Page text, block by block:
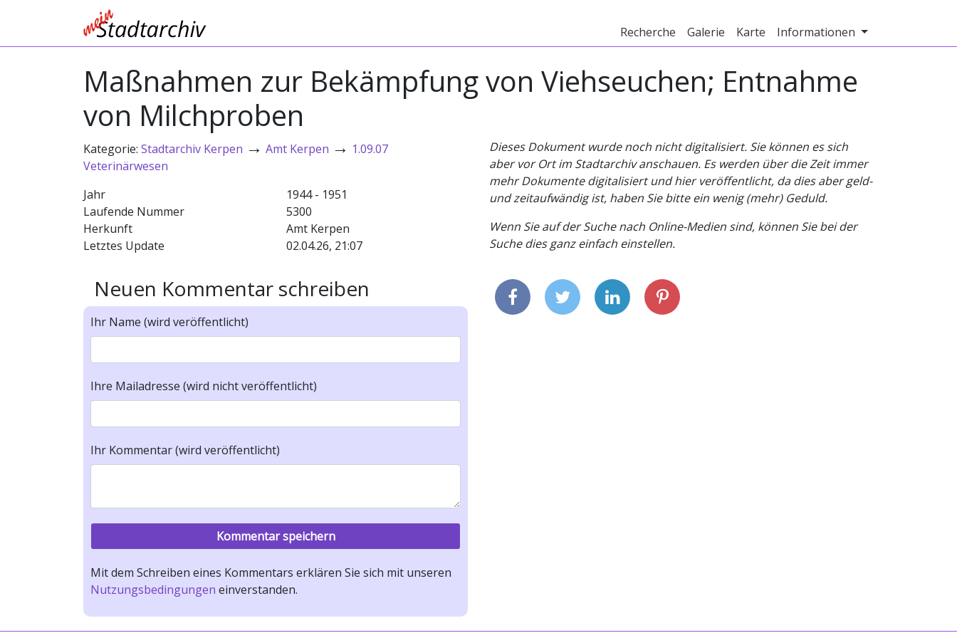
Recherche Galerie Karte Informationen
Maßnahmen zur Bekämpfung von Viehseuchen; Entnahme
von Milchproben
Kategorie: Stadtarchiv Kerpen → Amt Kerpen → 1.09.07
Veterinärwesen
Jahr
1944 - 1951
Laufende Nummer
5300
Herkunft
Amt Kerpen
Letztes Update
02.04.26, 21:07
Neuen Kommentar schreiben
Ihr Name (wird veröffentlicht)
Ihre Mailadresse (wird nicht veröffentlicht)
Ihr Kommentar (wird veröffentlicht)
Mit dem Schreiben eines Kommentars erklären Sie sich mit unseren
Nutzungsbedingungen einverstanden.
Dieses Dokument wurde noch nicht digitalisiert. Sie können es sich
aber vor Ort im Stadtarchiv anschauen. Es werden über die Zeit immer
mehr Dokumente digitalisiert und hier veröffentlicht, da dies aber geld-
und zeitaufwändig ist, haben Sie bitte ein wenig (mehr) Geduld.
Wenn Sie auf der Suche nach Online-Medien sind, können Sie bei der
Suche dies ganz einfach einstellen.